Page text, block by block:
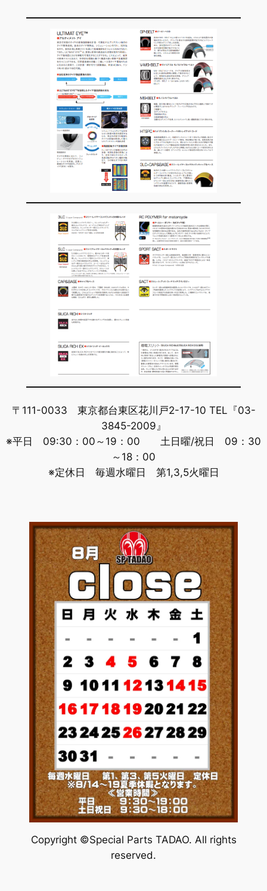
〒111-0033 東京都台東区花川戸2-17-10 TEL『03-
3845-2009』
※平日 09:30：00～19：00 土日曜/祝日 09：30
～18：00
※定休日 毎週水曜日 第1,3,5火曜日
Copyright ©Special Parts TADAO. All rights
reserved.